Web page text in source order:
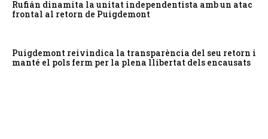
Rufián dinamita la unitat independentista amb un atac
frontal al retorn de Puigdemont
Puigdemont reivindica la transparència del seu retorn i
manté el pols ferm per la plena llibertat dels encausats